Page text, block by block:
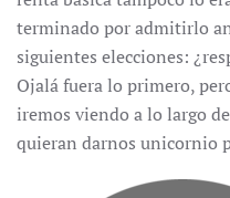
terminado por admitirlo
siguientes elecciones:
Ojalá fuera lo primero,
iremos viendo a lo largo
quieran darnos unicornio